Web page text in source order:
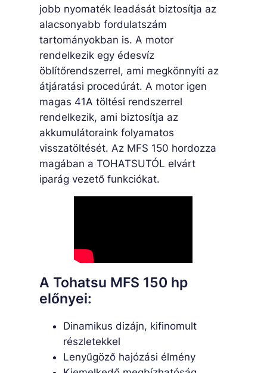
jobb nyomaték leadását biztosítja az
alacsonyabb fordulatszám
tartományokban is. A motor
rendelkezik egy édesvíz
öblítőrendszerrel, ami megkönnyíti az
átjáratási procedúrát. A motor igen
magas 41A töltési rendszerrel
rendelkezik, ami biztosítja az
akkumulátoraink folyamatos
visszatöltését. Az MFS 150 hordozza
magában a TOHATSUTÓL elvárt
iparág vezető funkciókat.
A Tohatsu MFS 150 hp
előnyei:
Dinamikus dizájn, kifinomult
részletekkel
Lenyűgöző hajózási élmény